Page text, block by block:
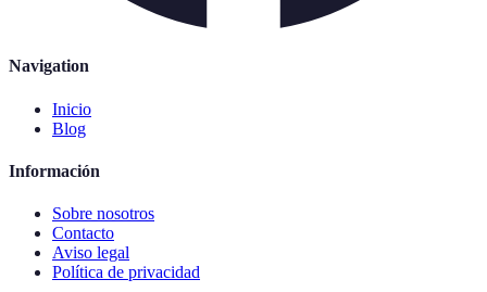
Navigation
Inicio
Blog
Información
Sobre nosotros
Contacto
Aviso legal
Política de privacidad